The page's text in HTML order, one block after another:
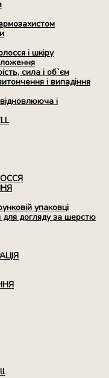
і шкіру
сила і об`єм
і випадіння
і
упаковці
для догляду за шерстю